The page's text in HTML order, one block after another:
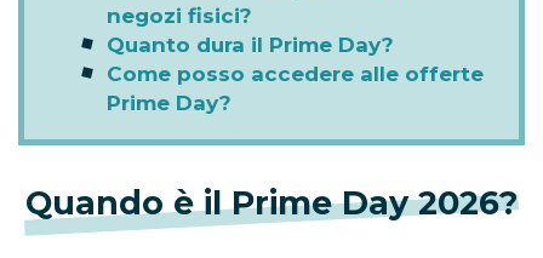
negozi fisici?
Quanto dura il Prime Day?
Come posso accedere alle offerte
Prime Day?
Quando è il Prime Day 2026?